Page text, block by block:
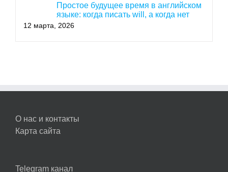
Простое будущее время в английском
языке: когда писать will, а когда нет
12 марта, 2026
О нас и контакты
Карта сайта
Telegram канал